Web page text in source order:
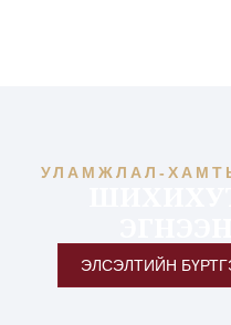
УЛАМЖЛАЛ-
ЭЛСЭЛТИЙН